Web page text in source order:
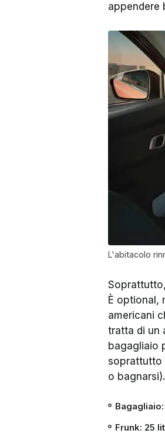
appendere
L'abitacolo
È optional,
americani
tratta di un
bagagliaio
soprattutto
o bagnarsi).
Bagagliaio
Frunk: 25